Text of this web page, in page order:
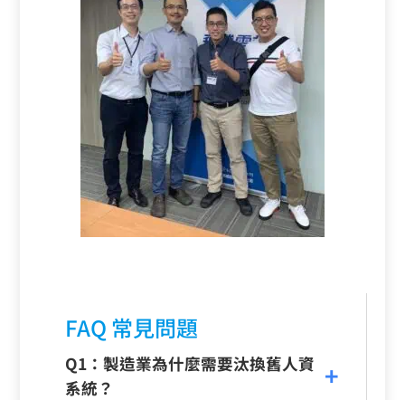
FAQ 常見問題
Q1：製造業為什麼需要汰換舊人資
系統？